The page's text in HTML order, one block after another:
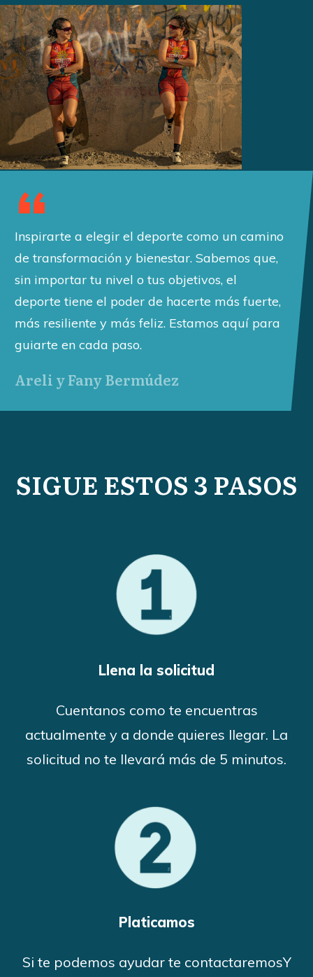
“
Inspirarte a elegir el deporte como un camino
de transformación y bienestar. Sabemos que,
sin importar tu nivel o tus objetivos, el
deporte tiene el poder de hacerte más fuerte,
más resiliente y más feliz. Estamos aquí para
guiarte en cada paso.
Areli y Fany Bermúdez
SIGUE ESTOS 3 PASOS
Llena la solicitud
Cuentanos como te encuentras
actualmente y a donde quieres llegar. La
solicitud no te llevará más de 5 minutos.
Platicamos
Si te podemos ayudar te contactaremosY